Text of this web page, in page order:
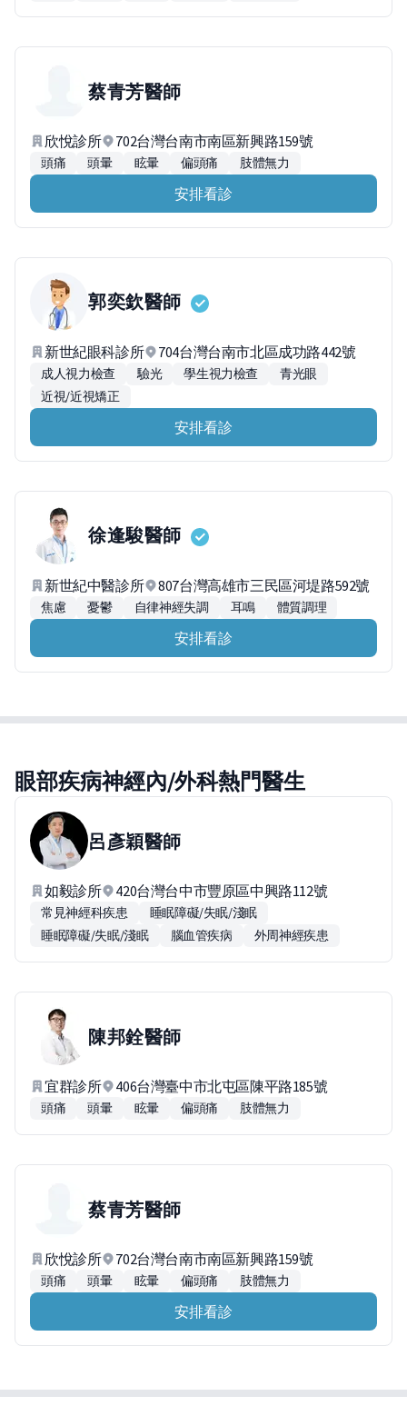
蔡青芳醫師
欣悅診所 702台灣台南市南區新興路159號
頭痛 頭暈 眩暈 偏頭痛 肢體無力
安排看診
郭奕欽醫師
新世紀眼科診所 704台灣台南市北區成功路442號
成人視力檢查 驗光 學生視力檢查
青光眼
近視/近視矯正
安排看診
徐逢駿醫師
新世紀中醫診所 807台灣高雄市三民區河堤路592號
焦慮 憂鬱 自律神經失調 耳鳴 體質調理
安排看診
眼部疾病神經內/外科熱門醫生
呂彥穎醫師
如毅診所 420台灣台中市豐原區中興路112號
常見神經科疾患
睡眠障礙/失眠/淺眠
睡眠障礙/失眠/淺眠
腦血管疾病 外周神經疾患
陳邦銓醫師
宜群診所 406台灣臺中市北屯區陳平路185號
頭痛 頭暈 眩暈 偏頭痛 肢體無力
蔡青芳醫師
欣悅診所 702台灣台南市南區新興路159號
頭痛 頭暈 眩暈 偏頭痛 肢體無力
安排看診